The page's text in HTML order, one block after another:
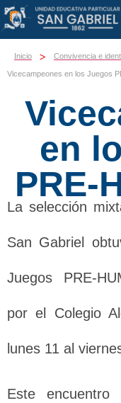
Inicio > Convivencia e
Vicecampeones en los Juegos
en
PRE-
La selección
San Gabriel
Juegos PRE-
por el Colegio
lunes 11 al
Este